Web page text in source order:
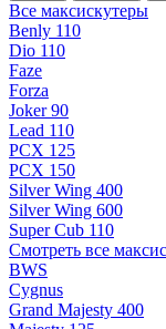
Все максискутеры
Benly 110
Dio 110
Faze
Forza
Joker 90
Lead 110
PCX 125
PCX 150
Silver Wing 400
Silver Wing 600
Super Cub 110
Смотреть все
BWS
Cygnus
Grand Majesty 400